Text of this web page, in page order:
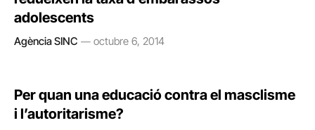
adolescents
Agència SINC octubre 6, 2014
Per quan una educació contra el masclisme
i l’autoritarisme?